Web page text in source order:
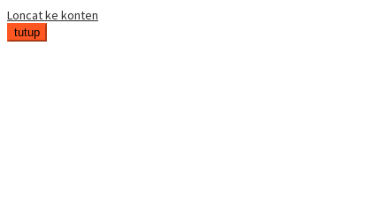
Loncat ke konten
tutup